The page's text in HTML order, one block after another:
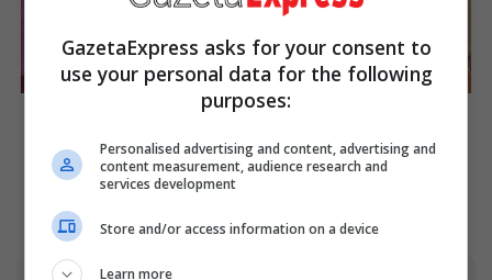
Have You Seen Her GRWM?
Brainberries
Critics Were Impressed By
Grace Kelly
Brainberries
GazetaExpress asks for your consent to
use your personal data for the following
purposes:
Personalised advertising and content, advertising and
content measurement, audience research and
services development
Store and/or access information on a device
Learn more